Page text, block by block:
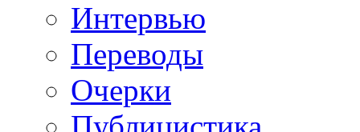
Интервью
Переводы
Очерки